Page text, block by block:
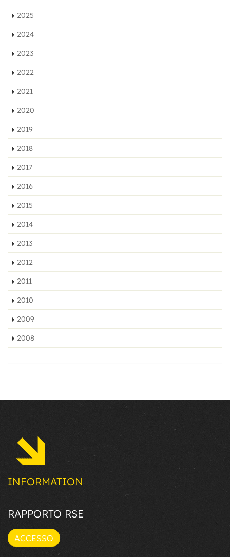
2025
2024
2023
2022
2021
2020
2019
2018
2017
2016
2015
2014
2013
2012
2011
2010
2009
2008
INFORMATION
RAPPORTO RSE
ACCESSO